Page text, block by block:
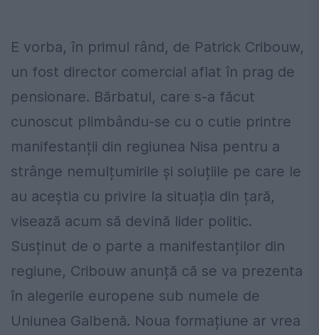
E vorba, în primul rând, de Patrick Cribouw,
un fost director comercial aflat în prag de
pensionare. Bărbatul, care s-a făcut
cunoscut plimbându-se cu o cutie printre
manifestanții din regiunea Nisa pentru a
strânge nemulțumirile și soluțiile pe care le
au aceștia cu privire la situația din țară,
visează acum să devină lider politic.
Susținut de o parte a manifestanților din
regiune, Cribouw anunță că se va prezenta
în alegerile europene sub numele de
Uniunea Galbenă. Noua formațiune ar vrea